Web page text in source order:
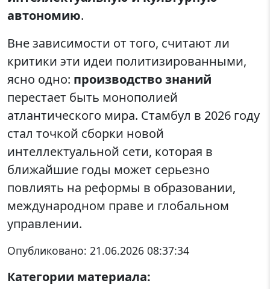
автономию.
Вне зависимости от того, считают ли
критики эти идеи политизированными,
ясно одно: производство знаний
перестает быть монополией
атлантического мира. Стамбул в 2026 году
стал точкой сборки новой
интеллектуальной сети, которая в
ближайшие годы может серьезно
повлиять на реформы в образовании,
международном праве и глобальном
управлении.
Опубликовано: 21.06.2026 08:37:34
Категории материала: